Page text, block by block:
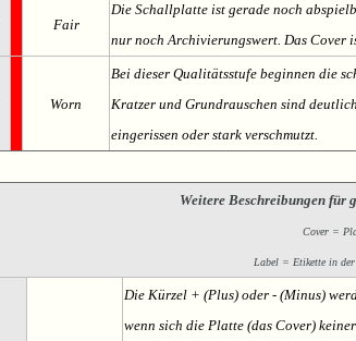
Fair
Die Schallplatte ist gerade noch
nur noch Archivierungswert. Das Cover
Worn
Bei dieser Qualitätsstufe beginnen die
Kratzer und Grundrauschen sind
eingerissen oder stark verschmutzt.
Weitere Beschreibungen für
Cover =
Label = Etikette in
Die Kürzel + (Plus) oder - (Minus)
wenn sich die Platte (das Cover)